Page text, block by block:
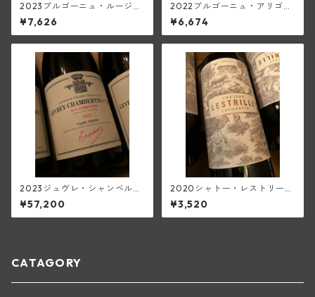
2023ブルゴーニュ・ルージュ
(ブリューノ・デゾネイ・ビセ
イ)
¥7,626
2022ブルゴーニュ・アリゴテ
(マルキ・ダンジェルヴィル)
¥6,674
2023ジュヴレ・シャンベルタ
ン1級オー・コンボット(トラ
ペ)
¥57,200
2020シャトー・レストリー
ユ・キャップ・マルタン・ル
ージュ(ボルドー・スーペリュ
ール)
¥3,520
CATAGORY